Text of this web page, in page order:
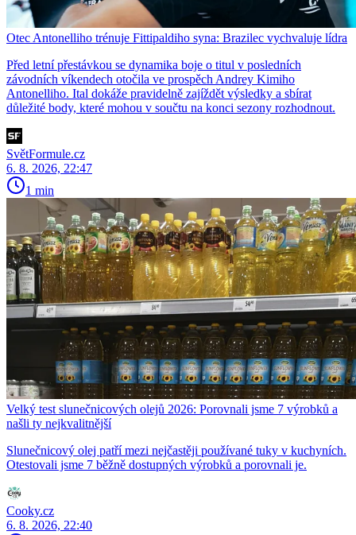
Otec Antonelliho trénuje Fittipaldiho syna: Brazilec vychvaluje lídra
Před letní přestávkou se dynamika boje o titul v posledních
závodních víkendech otočila ve prospěch Andrey Kimiho
Antonelliho. Ital dokáže pravidelně zajíždět výsledky a sbírat
důležité body, které mohou v součtu na konci sezony rozhodnout.
SvětFormule.cz
6. 8. 2026, 22:47
1 min
Velký test slunečnicových olejů 2026: Porovnali jsme 7 výrobků a
našli ty nejkvalitnější
Slunečnicový olej patří mezi nejčastěji používané tuky v kuchyních.
Otestovali jsme 7 běžně dostupných výrobků a porovnali je.
Cooky.cz
6. 8. 2026, 22:40